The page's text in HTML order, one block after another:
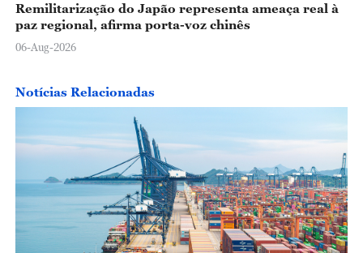
Remilitarização do Japão representa ameaça real à
paz regional, afirma porta-voz chinês
06-Aug-2026
Notícias Relacionadas